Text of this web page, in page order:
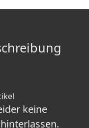
keine